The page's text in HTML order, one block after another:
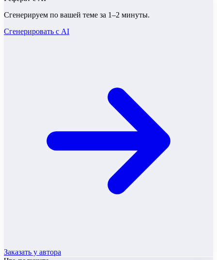
Сгенерируем по вашей теме за 1–2 минуты.
Сгенерировать с AI
Заказать у автора